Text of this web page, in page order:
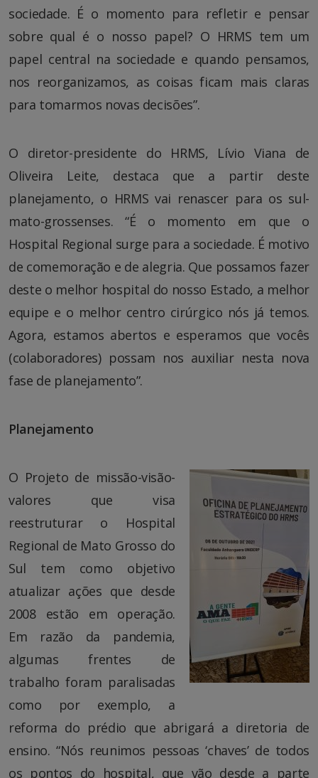
sociedade. É o momento para refletir e pensar
sobre qual é o nosso papel? O HRMS tem um
papel central na sociedade e quando pensamos,
nos reorganizamos, as coisas ficam mais claras
para tomarmos novas decisões”.
O diretor-presidente do HRMS, Lívio Viana de
Oliveira Leite, destaca que a partir deste
planejamento, o HRMS vai renascer para os sul-
mato-grossenses. “É o momento em que o
Hospital Regional surge para a sociedade. É motivo
de comemoração e de alegria. Que possamos fazer
deste o melhor hospital do nosso Estado, a melhor
equipe e o melhor centro cirúrgico nós já temos.
Agora, estamos abertos e esperamos que vocês
(colaboradores) possam nos auxiliar nesta nova
fase de planejamento”.
Planejamento
O Projeto de missão-visão-
valores que visa
reestruturar o Hospital
Regional de Mato Grosso do
Sul tem como objetivo
atualizar ações que desde
2008 estão em operação.
Em razão da pandemia,
algumas frentes de
trabalho foram paralisadas
como por exemplo, a
reforma do prédio que abrigará a diretoria de
ensino. “Nós reunimos pessoas ‘chaves’ de todos
os pontos do hospital, que vão desde a parte